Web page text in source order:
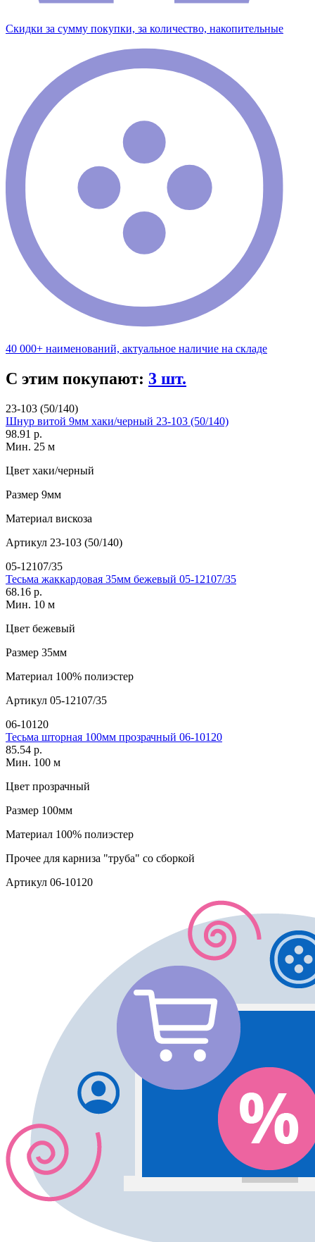
Скидки за сумму покупки, за количество, накопительные
40 000+ наименований, актуальное наличие на складе
С этим покупают: 3 шт.
23-103 (50/140)
Шнур витой 9мм хаки/черный 23-103 (50/140)
98.91 р.
Мин. 25 м
Цвет хаки/черный
Размер 9мм
Материал вискоза
Артикул 23-103 (50/140)
05-12107/35
Тесьма жаккардовая 35мм бежевый 05-12107/35
68.16 р.
Мин. 10 м
Цвет бежевый
Размер 35мм
Материал 100% полиэстер
Артикул 05-12107/35
06-10120
Тесьма шторная 100мм прозрачный 06-10120
85.54 р.
Мин. 100 м
Цвет прозрачный
Размер 100мм
Материал 100% полиэстер
Прочее для карниза "труба" со сборкой
Артикул 06-10120